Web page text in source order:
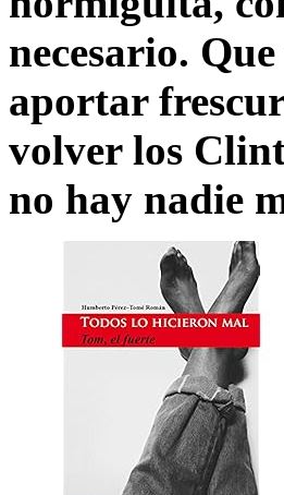
necesario.
aportar
volver los
no hay nadie